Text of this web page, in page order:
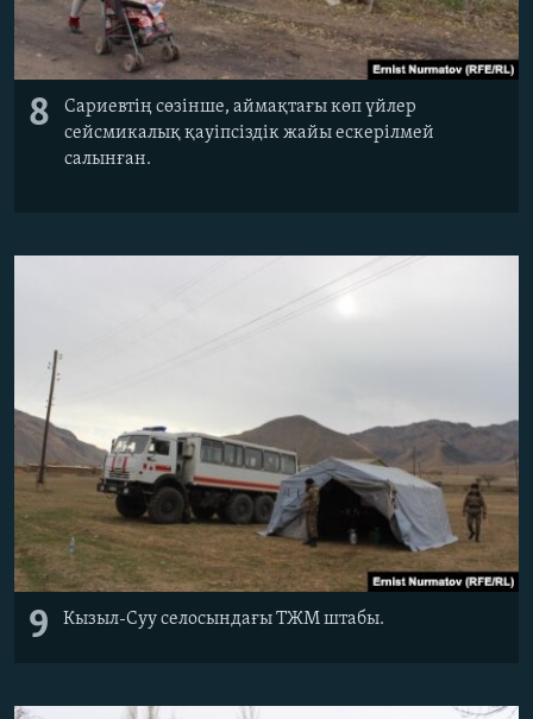
8
Сариевтің сөзінше, аймақтағы көп үйлер
сейсмикалық қауіпсіздік жайы ескерілмей
салынған.
9 Кызыл-Суу селосындағы ТЖМ штабы.